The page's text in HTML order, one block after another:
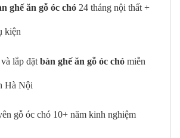
ghế ăn gỗ óc chó24 tháng nội thất +
kiện
lắp đặt bàn ghế ăn gỗ óc chómiễn
Hà Nội
gỗ óc chó 10+ năm kinh nghiệm